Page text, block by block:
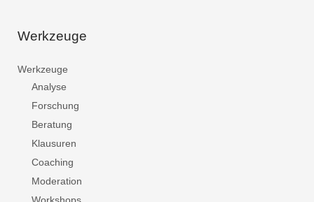
Werkzeuge
Werkzeuge
Analyse
Forschung
Beratung
Klausuren
Coaching
Moderation